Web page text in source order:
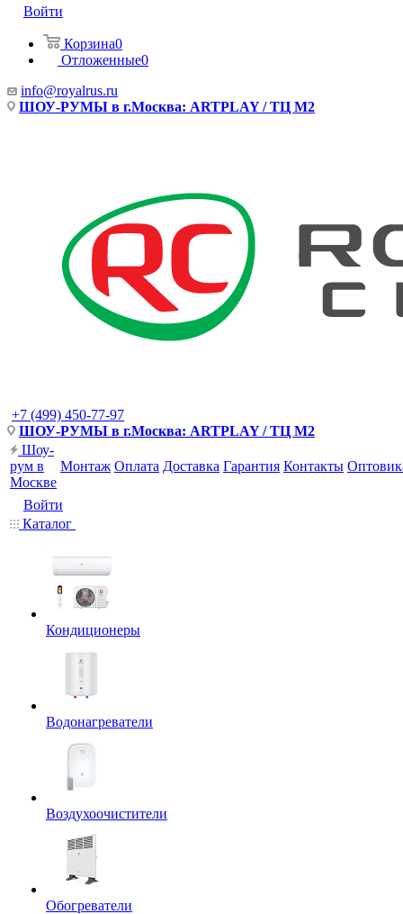
Войти
Корзина0
Отложенные0
info@royalrus.ru
ШОУ-РУМЫ в г.Москва: ARTPLAY / ТЦ М2
+7 (499) 450-77-97
ШОУ-РУМЫ в г.Москва: ARTPLAY / ТЦ М2
Шоу-
рум в
Москве
Монтаж Оплата Доставка Гарантия Контакты
Войти
Каталог
Кондиционеры
Водонагреватели
Воздухоочистители
Обогреватели